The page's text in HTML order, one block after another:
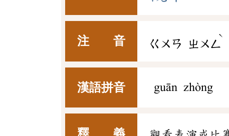
注 音 ㄍㄨㄢ ㄓㄨㄥ
ˋ
漢語拼音 guān zhòng